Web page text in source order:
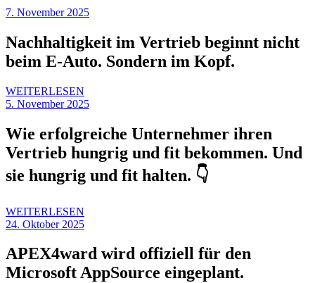
7. November 2025
Nachhaltigkeit im Vertrieb beginnt nicht
beim E-Auto. Sondern im Kopf.
WEITERLESEN
5. November 2025
Wie erfolgreiche Unternehmer ihren
Vertrieb hungrig und fit bekommen. Und
sie hungrig und fit halten. 👇
WEITERLESEN
24. Oktober 2025
APEX4ward wird offiziell für den
Microsoft AppSource eingeplant.